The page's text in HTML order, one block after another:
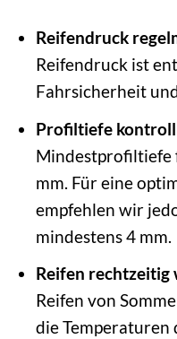
Reifendruck
Reifendruck ist
Fahrsicherheit
Profiltiefe
mm. Für eine
empfehlen wir
mindestens 4 mm.
Reifen rechtzeitig
Reifen von
die